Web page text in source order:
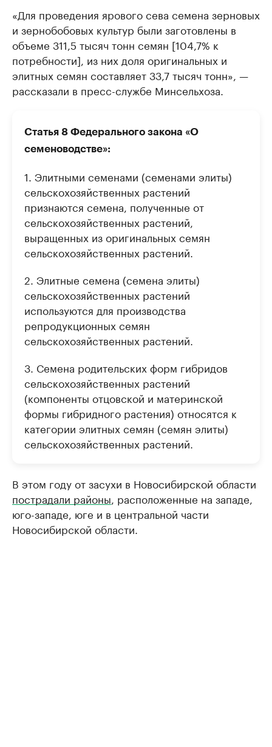
«Для проведения ярового сева семена зерновых
и зернобобовых культур были заготовлены в
объеме 311,5 тысяч тонн семян [104,7% к
потребности], из них доля оригинальных и
элитных семян составляет 33,7 тысяч тонн», —
рассказали в пресс-службе Минсельхоза.
Статья 8 Федерального закона «О
семеноводстве»:
1. Элитными семенами (семенами элиты)
сельскохозяйственных растений
признаются семена, полученные от
сельскохозяйственных растений,
выращенных из оригинальных семян
сельскохозяйственных растений.
2. Элитные семена (семена элиты)
сельскохозяйственных растений
используются для производства
репродукционных семян
сельскохозяйственных растений.
3. Семена родительских форм гибридов
сельскохозяйственных растений
(компоненты отцовской и материнской
формы гибридного растения) относятся к
категории элитных семян (семян элиты)
сельскохозяйственных растений.
В этом году от засухи в Новосибирской области
пострадали районы , расположенные на западе,
юго-западе, юге и в центральной части
Новосибирской области.